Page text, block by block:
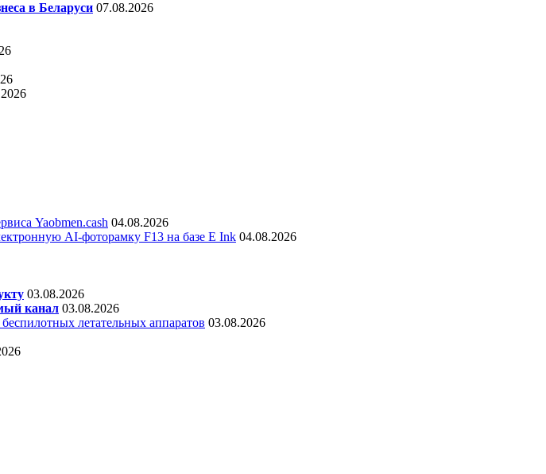
в Беларуси 07.08.2026
Yaobmen.cash 04.08.2026
AI-фоторамку F13 на базе E Ink 04.08.2026
03.08.2026
канал 03.08.2026
летательных аппаратов 03.08.2026